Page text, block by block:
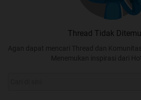
Thread Tidak
Agan dapat mencari Thread dan
Menemukan inspirasi dari